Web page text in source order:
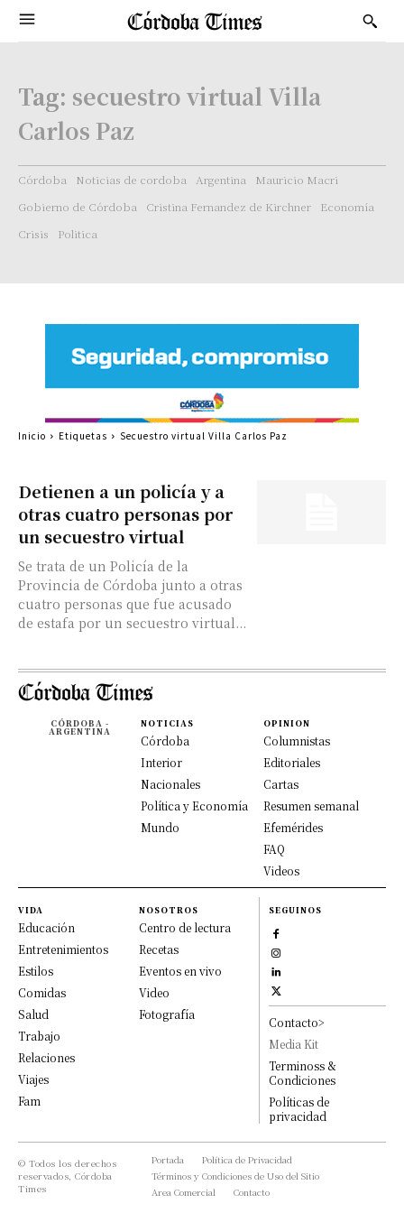
Tag: secuestro virtual Villa
Carlos Paz
Córdoba Noticias de cordoba Argentina
Mauricio Macri
Gobierno de Córdoba
Cristina Fernandez de Kirchner
Economía
Crisis
Politica
Detienen a un policía y a
otras cuatro personas por
un secuestro virtual
Se trata de un Policía de la
Provincia de Córdoba junto a otras
cuatro personas que fue acusado
de estafa por un secuestro virtual...
Inicio Etiquetas Secuestro virtual Villa Carlos Paz
CÓRDOBA -
ARGENTINA
NOTICIAS
Córdoba
Interior
Nacionales
Política y Economía
Mundo
OPINION
Columnistas
Editoriales
Cartas
Resumen semanal
Efemérides
FAQ
Videos
VIDA
Educación
Entretenimientos
Estilos
Comidas
Salud
Trabajo
Relaciones
Viajes
Fam
NOSOTROS
Centro de lectura
Recetas
Eventos en vivo
Video
Fotografía
SEGUINOS
Contacto>
Media Kit
Terminoss &
Condiciones
Políticas de
privacidad
© Todos los derechos
reservados, Córdoba
Times
Portada
Política de Privacidad
Términos y Condiciones de Uso del Sitio
Area Comercial
Contacto